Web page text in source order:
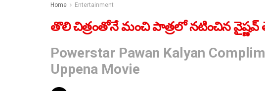
Home Entertainment
తొలి చిత్రంతోనే మంచి పాత్రలో నటించిన వైష్ణవ్
Powerstar Pawan Kalyan
Uppena Movie